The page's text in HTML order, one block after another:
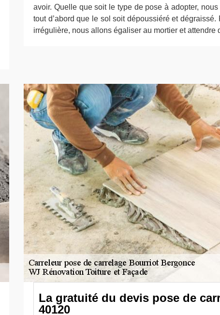
avoir. Quelle que soit le type de pose à adopter,
tout d’abord que le sol soit dépoussiéré et dégraissé.
irrégulière, nous allons égaliser au mortier et attendre
La gratuité du devis pose de
40120